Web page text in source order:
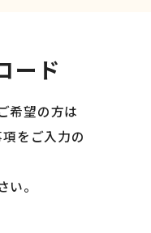
ード
希望の方は
をご入力の
。